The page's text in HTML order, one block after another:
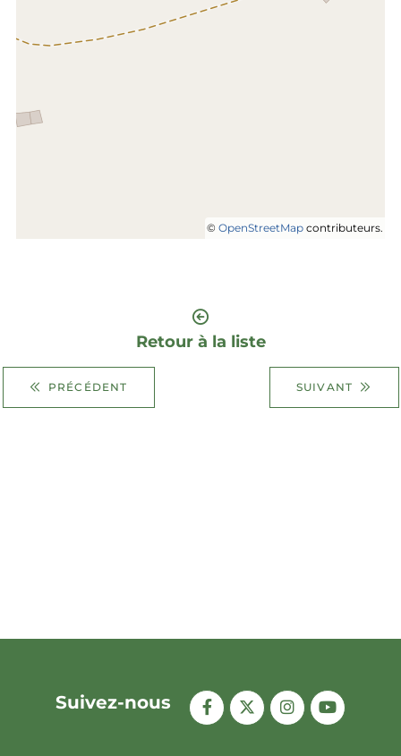
© OpenStreetMap contributeurs.
PRÉCÉDENT
Retour à la liste
SUIVANT
Suivez-nous